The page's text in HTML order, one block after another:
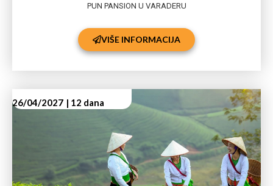
PUN PANSION U VARADERU
VIŠE INFORMACIJA
26/04/2027 | 12 dana